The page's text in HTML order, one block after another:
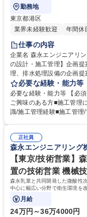
勤務地
東京都港区
業界未経験歓迎
年間休
仕事の内容
企業名 森永エンジニアリング株式会社 求人名 【札
の設計・施工管理】企画提案～納品
理、排水処理設備の企画
施工管理の三つの組織でご
に着けることができる環境が整っています
の構成で、納品先は食品、
な業態に合わせた用水・排
わり技術の分かる営業、エ
務変更範囲：当社業務全般】 募集職種 【札幌/用水・排水処理設
計・施工管理】企画提案
必要な経験・能力等
必要な経験・能力等 【必
ご興味のある方■施工管理
識/施工管理経験■施工管理/プロジェク
美味しい製品が届けられる
に対応した先進のプラント
品プラント構築の企画/設
できる点が当社の強みです。 学歴・資格 学歴：大学院 大学 高専
修学校 高校 語学力： 資格
士 1級管工事施工管理技士
正社員
森永エンジニアリング
【東京/技術営業】
置の技術営業 機械
森永乳業と共同開発した微酸性
中心に幅広い分野で衛生環境を
対して安全で健康的な商品づく
月給
24万円～36万4000円